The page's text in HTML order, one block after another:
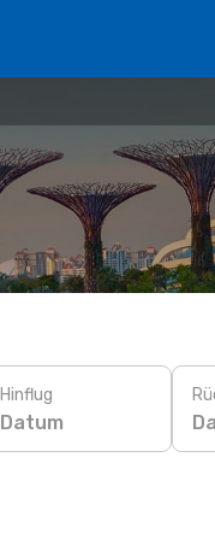
Hinflug
Datum